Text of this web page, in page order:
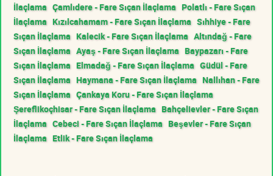
İlaçlama Çamlıdere - Fare Sıçan İlaçlama Polatlı - Fare Sıçan
İlaçlama Kızılcahamam - Fare Sıçan İlaçlama Sıhhiye - Fare
Sıçan İlaçlama Kalecik - Fare Sıçan İlaçlama Altındağ - Fare
Sıçan İlaçlama Ayaş - Fare Sıçan İlaçlama Baypazarı - Fare
Sıçan İlaçlama Elmadağ - Fare Sıçan İlaçlama Güdül - Fare
Sıçan İlaçlama Haymana - Fare Sıçan İlaçlama Nallıhan - Fare
Sıçan İlaçlama Çankaya Koru - Fare Sıçan İlaçlama
Şereflikoçhisar - Fare Sıçan İlaçlama Bahçelievler - Fare Sıçan
İlaçlama Cebeci - Fare Sıçan İlaçlama Beşevler - Fare Sıçan
İlaçlama Etlik - Fare Sıçan İlaçlama